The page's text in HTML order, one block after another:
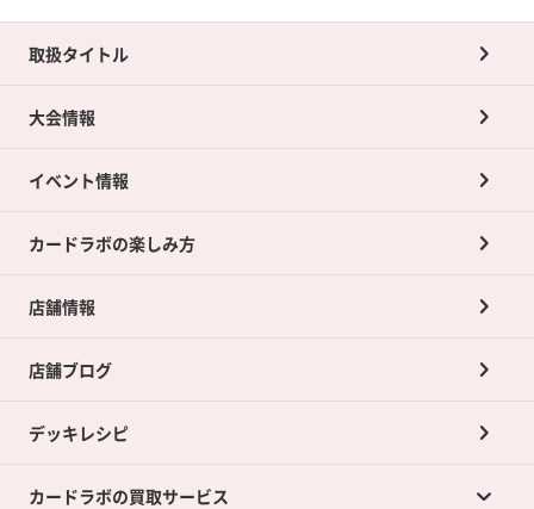
取扱タイトル
大会情報
イベント情報
カードラボの楽しみ方
店舗情報
店舗ブログ
デッキレシピ
カードラボの買取サービス